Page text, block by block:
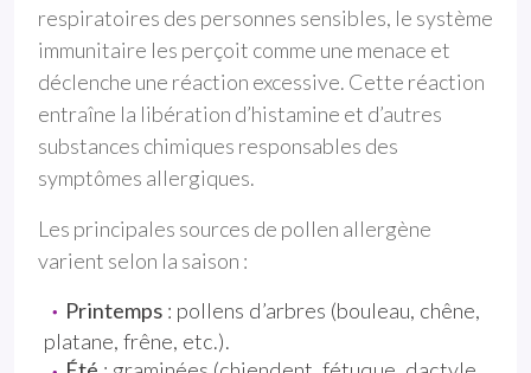
respiratoires des personnes sensibles, le système
immunitaire les perçoit comme une menace et
déclenche une réaction excessive. Cette réaction
entraîne la libération d’histamine et d’autres
substances chimiques responsables des
symptômes allergiques.
Les principales sources de pollen allergène
varient selon la saison :
Printemps : pollens d’arbres (bouleau, chêne,
platane, frêne, etc.).